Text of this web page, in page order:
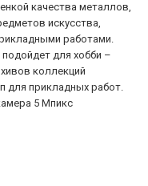
качества металлов,
искусства,
работами.
для хобби –
коллекций
для прикладных работ.
5 Мпикс